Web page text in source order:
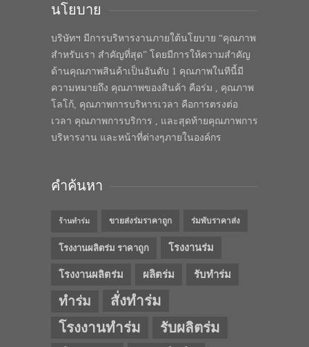
นโยบาย
บริษัทฯ มีการบริหารงานภายใต้นโยบาย “คุณภาพ
สำหรับเรา สำคัญที่สุด” โดยมีการให้ความสำคัญ
ด้านคุณภาพสินค้าเป็นอันดับ 1 คุณภาพในทีนี้มี
ความหมายถึง คุณภาพของสินค้า คือร่ม , คุณภาพ
โลโก้, คุณภาพการบริหารเวลา คือการตรงต่อ
เวลา คุณภาพการบริการ , และสุดท้ายคุณภาพการ
บริหารงาน และหน้าที่ต่างๆภายในองค์กร
คำค้นหา
ร้านทำร่ม ขายส่งร่มราคาถูก ร่มพับราคาส่ง
โรงงานผลิตร่ม ราคาถูก โรงงานร่ม
โรงงานผลิตร่ม ผลิตร่ม รับทำร่ม
ทำร่ม
สั่งทำร่ม
โรงงานทำร่ม
รับผลิตร่ม